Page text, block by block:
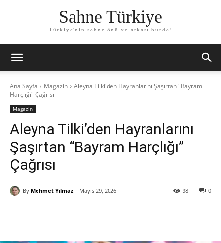
Sahne Türkiye
Türkiye'nin sahne önü ve arkası burda!
Ana Sayfa Magazin
Aleyna Tilki'den Hayranlarını Şaşırtan "Bayram
Harçlığı" Çağrısı
Magazin
Aleyna Tilki’den Hayranlarını
Şaşırtan “Bayram Harçlığı”
Çağrısı
By Mehmet Yılmaz Mayıs 29, 2026 0
38